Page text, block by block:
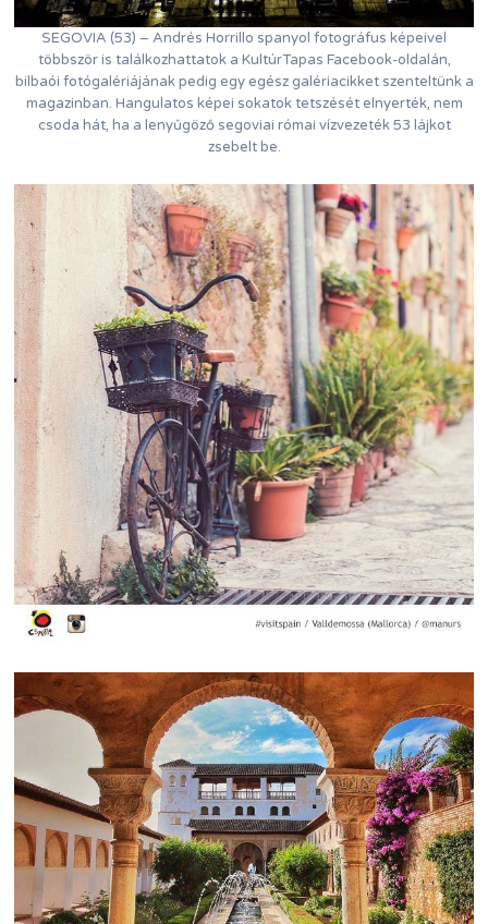
SEGOVIA (53) – Andrés Horrillo spanyol fotográfus képeivel
többször is találkozhattatok a KultúrTapas Facebook-oldalán,
bilbaói fotógalériájának pedig egy egész galériacikket szenteltünk a
magazinban. Hangulatos képei sokatok tetszését elnyerték, nem
csoda hát, ha a lenyűgöző segoviai római vízvezeték 53 lájkot
zsebelt be.